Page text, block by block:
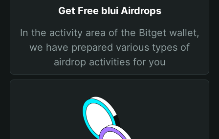
Get Free blui Airdrops
In the activity area of the Bitget wallet,
we have prepared various types of
airdrop activities for you